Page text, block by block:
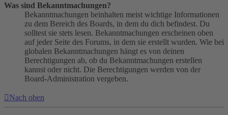
Was sind Bekanntmachungen?
Bekanntmachungen beinhalten meist wichtige Informationen
zu dem Bereich des Boards, in dem du dich befindest. Du
solltest sie stets lesen. Bekanntmachungen erscheinen oben
auf jeder Seite des Forums, in dem sie erstellt wurden. Wie bei
globalen Bekanntmachungen hängt es von deinen
Berechtigungen ab, ob du Bekanntmachungen erstellen
kannst oder nicht. Die Berechtigungen werden von der
Board-Administration vergeben.
Nach oben